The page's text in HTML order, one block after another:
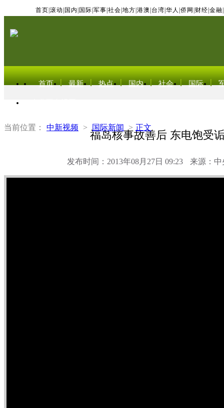
首页 滚动 国内 国际 军事 社会 地方 港澳 台湾 华人 侨网 财经 金融
首页 最新 热点 国内 社会 国际
当前位置： 中新视频 > 国际新闻 > 正文
福岛核事故善后 东电饱受
发布时间：2013年08月27日 09:23 来源：中